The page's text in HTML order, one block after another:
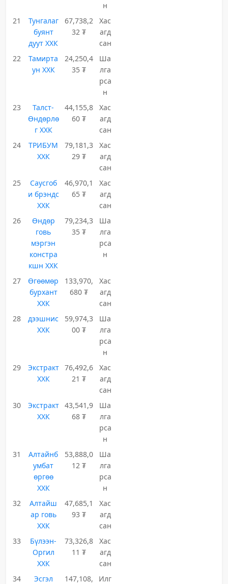
н
21
Тунгалаг
буянт
дуут ХХК
67,738,2
32 ₮
Хас
агд
сан
22
Тамирта
ун ХХК
24,250,4
35 ₮
Ша
лга
рса
н
23
Талст-
Өндөрлө
г ХХК
44,155,8
60 ₮
Хас
агд
сан
24
ТРИБУМ
ХХК
79,181,3
29 ₮
Хас
агд
сан
25
Саусгоб
и брэндс
ХХК
46,970,1
65 ₮
Хас
агд
сан
26
Өндөр
говь
мэргэн
констра
кшн ХХК
79,234,3
35 ₮
Ша
лга
рса
н
27
Өгөөмөр
бурхант
ХХК
133,970,
680 ₮
Хас
агд
сан
28
дээшнис
ХХК
59,974,3
00 ₮
Ша
лга
рса
н
29
Экстракт
ХХК
76,492,6
21 ₮
Хас
агд
сан
30
Экстракт
ХХК
43,541,9
68 ₮
Ша
лга
рса
н
31
Алтайнб
умбат
өргөө
ХХК
53,888,0
12 ₮
Ша
лга
рса
н
32
Алтайш
ар говь
ХХК
47,685,1
93 ₮
Хас
агд
сан
33
Бүлээн-
Оргил
ХХК
73,326,8
11 ₮
Хас
агд
сан
34
Эсгэл
147,108,
Илг